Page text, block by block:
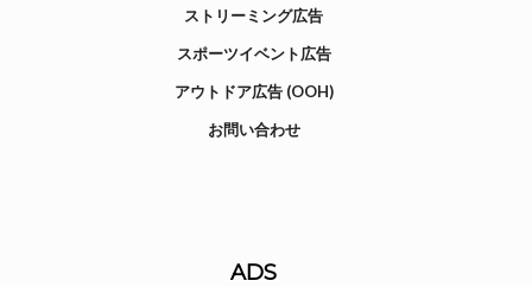
ストリーミング広告
スポーツイベント広告
アウトドア広告 (OOH)
お問い合わせ
ADS